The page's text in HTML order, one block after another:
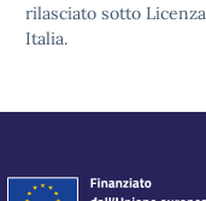
rilasciato sotto
Italia.